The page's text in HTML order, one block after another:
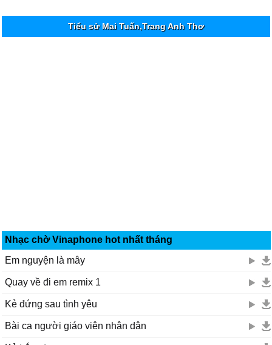
Tiểu sử Mai Tuấn,Trang Anh Thơ
Nhạc chờ Vinaphone hot nhất tháng
Em nguyện là mây
Quay về đi em remix 1
Kẻ đứng sau tình yêu
Bài ca người giáo viên nhân dân